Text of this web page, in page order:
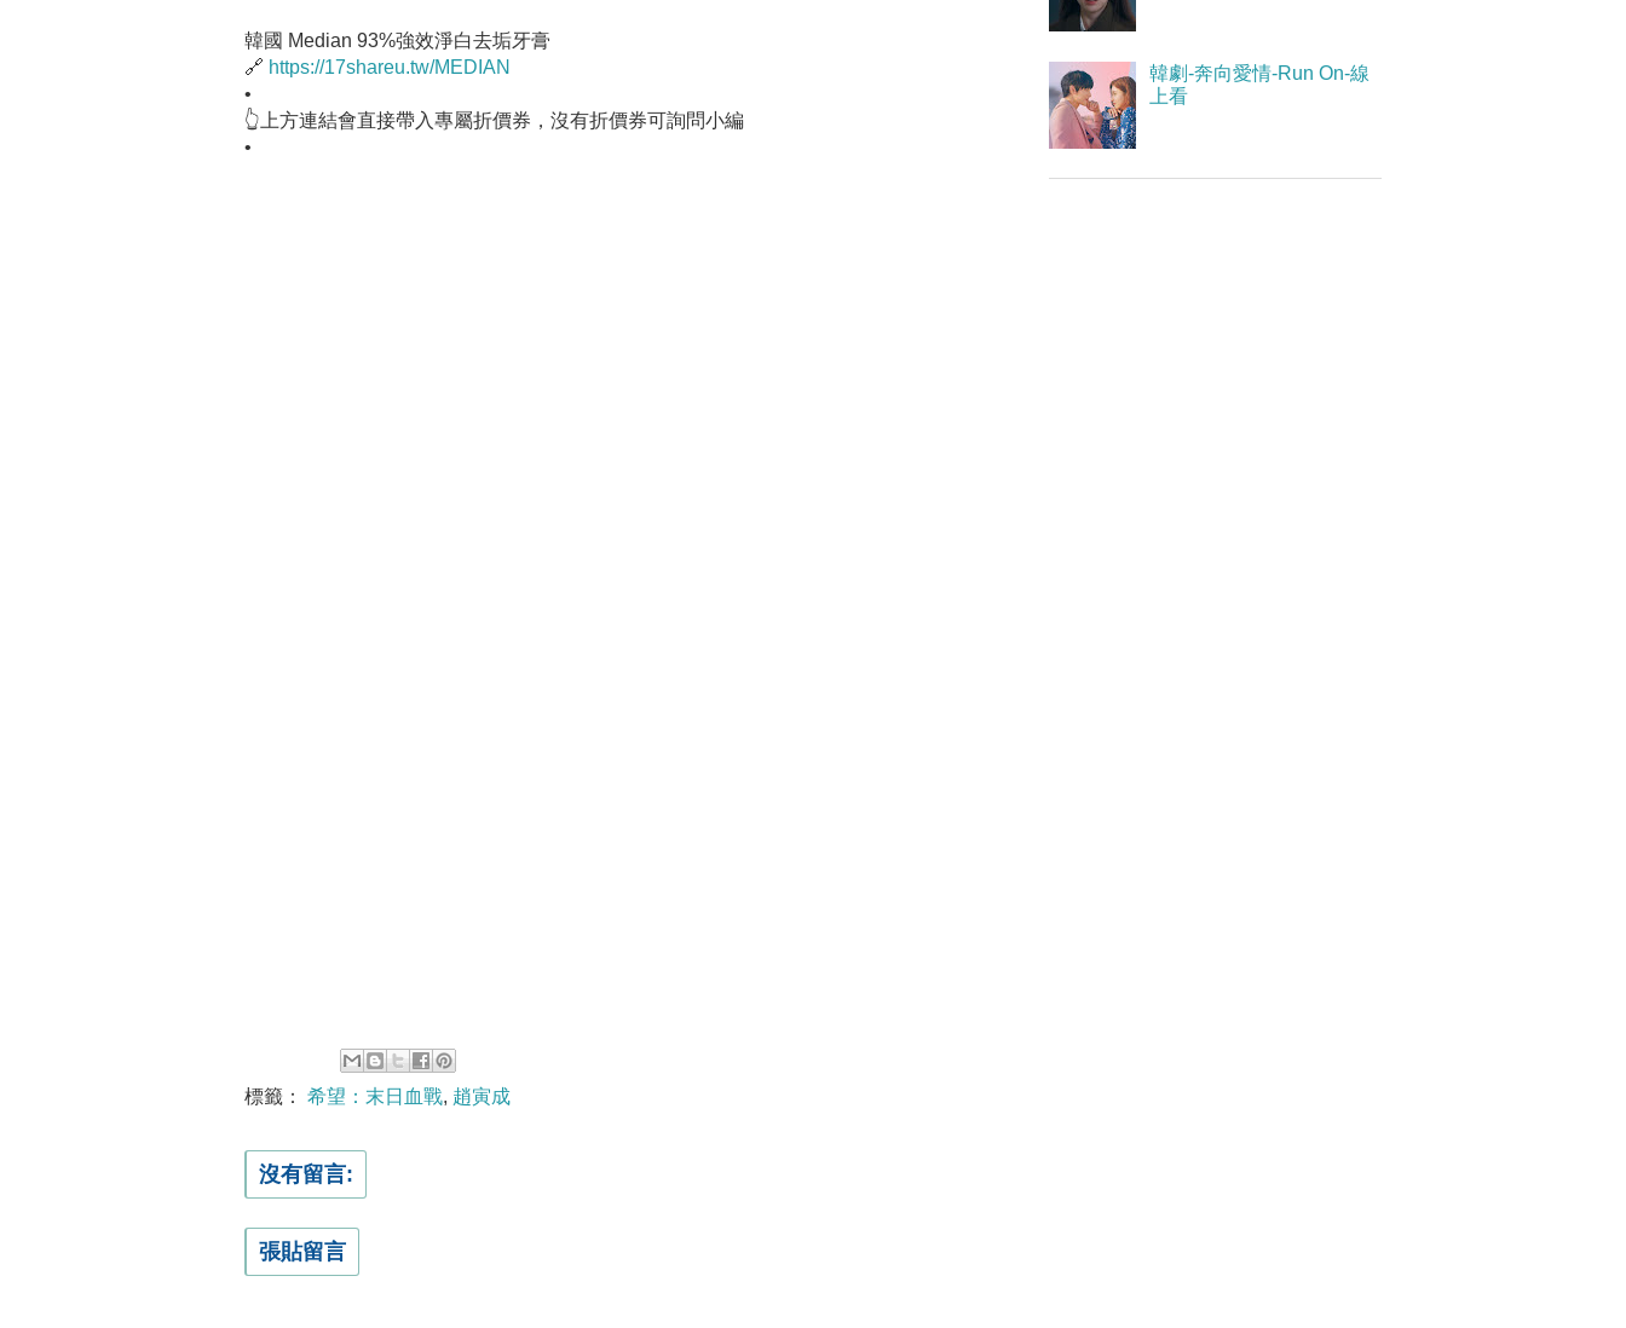
韓國 Median 93%強效淨白去垢牙膏
🔗 https://17shareu.tw/MEDIAN
•
👆上方連結會直接帶入專屬折價券，沒有折價券可詢問小編
•
標籤： 希望：末日血戰, 趙寅成
沒有留言:
張貼留言
韓劇-奔向愛情-Run On-線
上看